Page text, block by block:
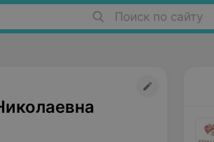
Поиск по сайту